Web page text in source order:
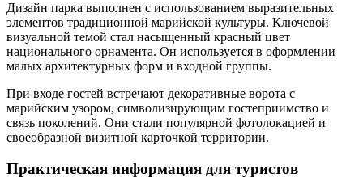
Дизайн парка выполнен с использованием выразительных
элементов традиционной марийской культуры. Ключевой
визуальной темой стал насыщенный красный цвет
национального орнамента. Он используется в оформлении
малых архитектурных форм и входной группы.
При входе гостей встречают декоративные ворота с
марийским узором, символизирующим гостеприимство и
связь поколений. Они стали популярной фотолокацией и
своеобразной визитной карточкой территории.
Практическая информация для туристов